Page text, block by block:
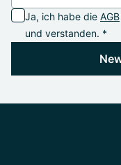
Ja, ich habe die AGB
und verstanden. *